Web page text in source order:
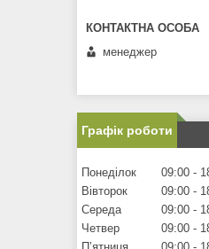
менеджер
Графік роботи
Понеділок 09:00
Вівторок
09:00
Середа
09:00
Четвер
09:00